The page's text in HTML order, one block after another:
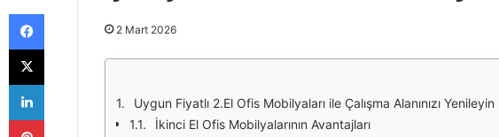
2 Mart 2026
Uygun Fiyatlı 2.El Ofis Mobilyaları ile Çalışma Alanınızı Yenileyin
İkinci El Ofis Mobilyalarının Avantajları
Facebook
X
LinkedIn
Pinterest